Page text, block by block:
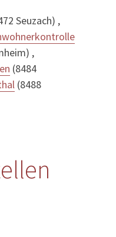
Seuzach) ,
,
(8484
(8488